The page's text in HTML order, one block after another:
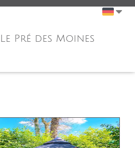
Pré des Moines